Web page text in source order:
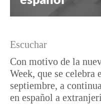
Escuchar
Con motivo de la
Week, que se
septiembre, a
en español a